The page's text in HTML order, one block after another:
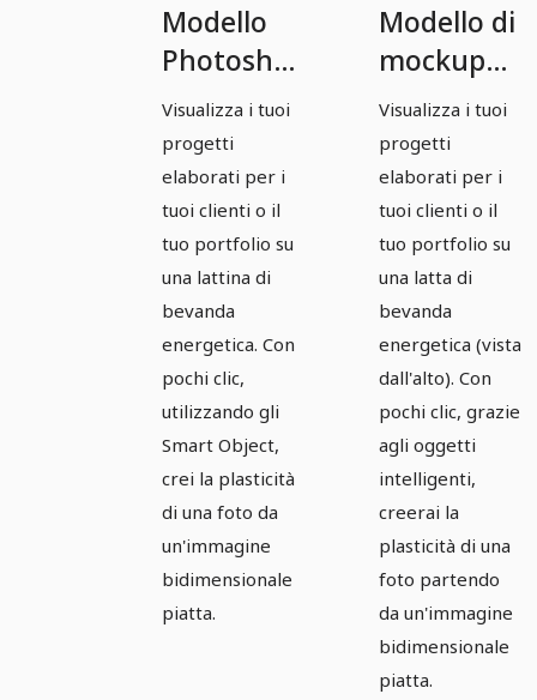
Modello
Photoshop
mockup
per una
lattina di
bevanda
energetica
- Versione
1
Visualizza i tuoi
progetti
elaborati per i
tuoi clienti o il
tuo portfolio su
una lattina di
bevanda
energetica. Con
pochi clic,
utilizzando gli
Smart Object,
crei la plasticità
di una foto da
un'immagine
bidimensionale
piatta.
Modello di
mockup
Photoshop
per una
lattina di
bevanda
energetica
- Versione
2
Visualizza i tuoi
progetti
elaborati per i
tuoi clienti o il
tuo portfolio su
una latta di
bevanda
energetica (vista
dall'alto). Con
pochi clic, grazie
agli oggetti
intelligenti,
creerai la
plasticità di una
foto partendo
da un'immagine
bidimensionale
piatta.